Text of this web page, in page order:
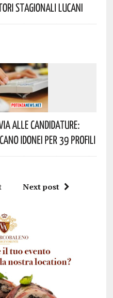
Stagionali Lucani
Alle Candidature:
Idonei Per 39 Profili
Next post